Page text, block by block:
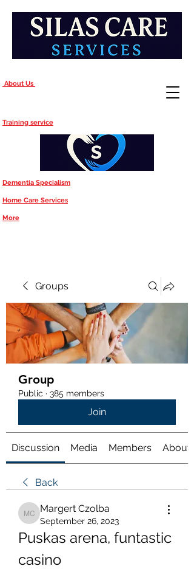
About Us
Training service
Dementia Specialism
Home Care Services
More
Groups
Group
Public · 385 members
Join
Discussion Media Members About
Back
Margert Czolba
Margert Czolba
September 26, 2023
Puskas arena, funtastic
casino